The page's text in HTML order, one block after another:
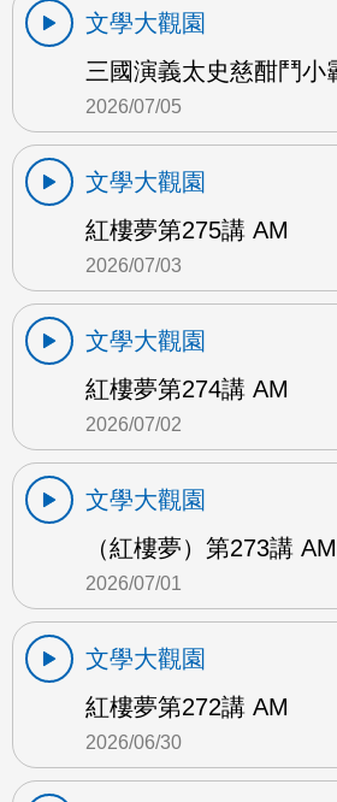
文學大觀園
三國演義太史慈酣鬥小
2026/07/05
文學大觀園
紅樓夢第275講 AM
2026/07/03
文學大觀園
紅樓夢第274講 AM
2026/07/02
文學大觀園
（紅樓夢）第273講 AM
2026/07/01
文學大觀園
紅樓夢第272講 AM
2026/06/30